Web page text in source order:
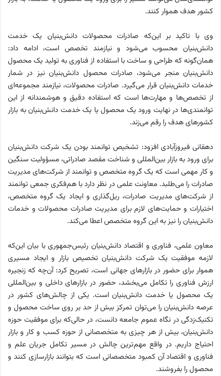
کشور هدف هموار کنند.
وی با تاکید بر این‌که صادرات محصولات دانش‌بنیان یک خدمت
دانش‌بنیان محسوب می‌شود و نیازمند تخصص است، ادامه داد:
همان‌گونه که طراحی و ساخت با استفاده از فناوری به تولید یک محصول
دانش‌بنیان منجر می‌شود، صادرات محصول دانش‌بنیان نیز در شمار
خدمات دانش‌بنیان قرار می‌گیرد. صادرات محصولات، نیازمند مجموعه‌ای
از تخصص‌ها و مهارت‌ها است که استفاده دقیق و هوشمندانه از این
توانمندی‌ها در نهایت ورود یک محصول یا یک‌ خدمت دانش‌بنیان به بازار
کشورهای هدف را رقم‌ می‌زند.
دهقانی فیروزآبادی افزود: تشخیص توانمند بودن یک شرکت دانش‌بنیان
برای ورود به بازار بین‌المللی و شناخت مقصد صادراتی، مسؤولیت سنگین
و ‌کار مهمی است که یک گروه متخصص و توانمند از شرکت‌های مدیریت
صادرات را می‌طلبد. معاونت علمی در نظر دارد با هم‌فکری جمعی توانمند
از شرکت‌های مدیریت صادرات، ریل‌گذاری و ایجاد یک گروه متخصص،
اختیارات و حمایت‌های لازم برای مدیریت صادرات محصولات و خدمات
دانش‌بنیان را نیز به این گروه متخصص اعطا می‌کند.
معاون علمی، فناوری و اقتصاد دانش‌بنیان رئیس‌جمهوری با بیان این‌که
لازمه موفقیت یک شرکت دانش‌بنیان تخصیص بازار و ایجاد مسیری
هموار برای حضور در بازارهای جهانی است، تصریح کرد: آن‌چه که زنجیره
ارزش فناوری را تکامل می‌بخشد، حضور در بازارهای داخلی و بین‌المللی
یک محصول یا خدمت دانش‌بنیان است. یکی از چالش‌های کشور در
عرصه دانش‌بنیان را می‌توان تمرکز بیش از حد بر روی ساخت محصول و
تکنیک‌زدگی در نگاه عموم جامعه دانست، در حالی‌که برای موفقیت حوزه
دانش‌بنیان، بیش از هر چیزی به متخصصانی از حوزه کسب و کار و بازار
احتیاج داریم. در واقع مهم‌ترین چالش در مسیر تکامل جریان علم و
فناوری و اقتصاد آن کمبود متخصصانی است که بتوانند بازارسازی کنند و
محصول را بفروشند.